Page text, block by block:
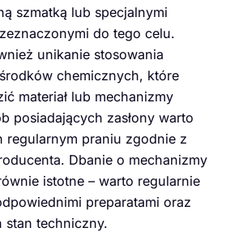
szmatką lub specjalnymi
do tego celu.
unikanie stosowania
chemicznych, które
materiał lub mechanizmy
posiadających zasłony warto
regularnym praniu zgodnie z
Dbanie o mechanizmy
istotne – warto regularnie
preparatami oraz
stan techniczny.